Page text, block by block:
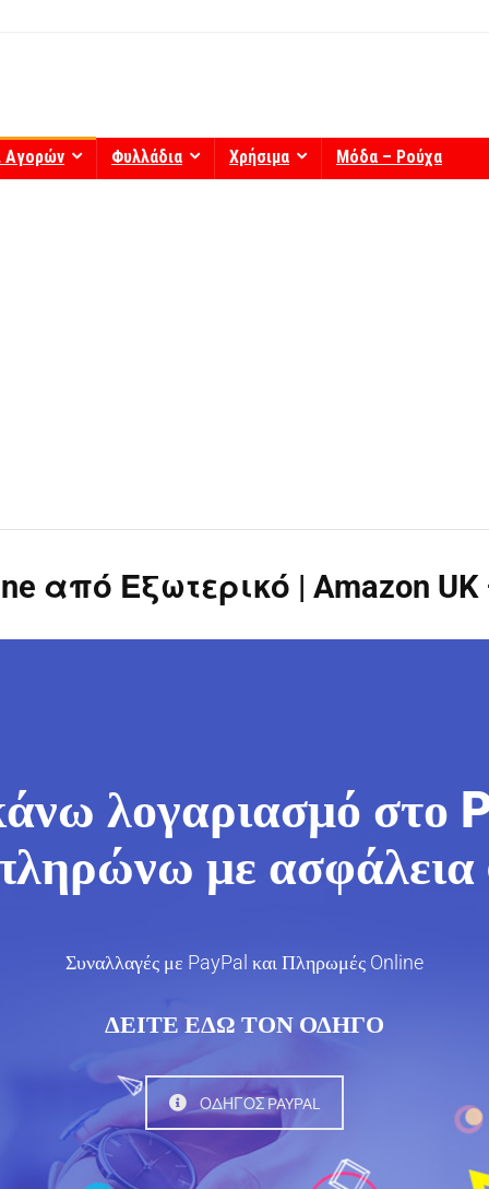
Αγορών Φυλλάδια Χρήσιμα Μόδα – Ρούχα
από Εξωτερικό | Amazon UK
λογαριασμό στο
με
Συναλλαγές με PayPal και Πληρωμές Online
ΔΕΙΤΕ ΕΔΩ ΤΟΝ ΟΔΗΓΟ
ΟΔΗΓΟΣ PAYPAL